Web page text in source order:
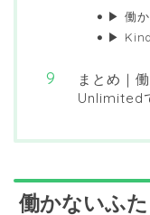
▶ 働か
▶
まとめ｜
Unlimited
働かないふ